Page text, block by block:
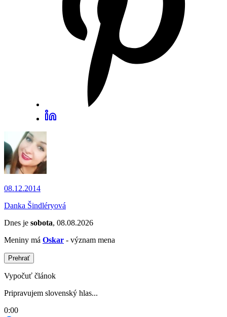
08.12.2014
Danka Šindléryová
Dnes je sobota, 08.08.2026
Meniny má Oskar - význam mena
Prehrať
Vypočuť článok
Pripravujem slovenský hlas...
0:00